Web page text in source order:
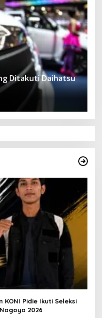
Ditakuti Daihatsu
KONI Pidie Ikuti Seleksi
2026